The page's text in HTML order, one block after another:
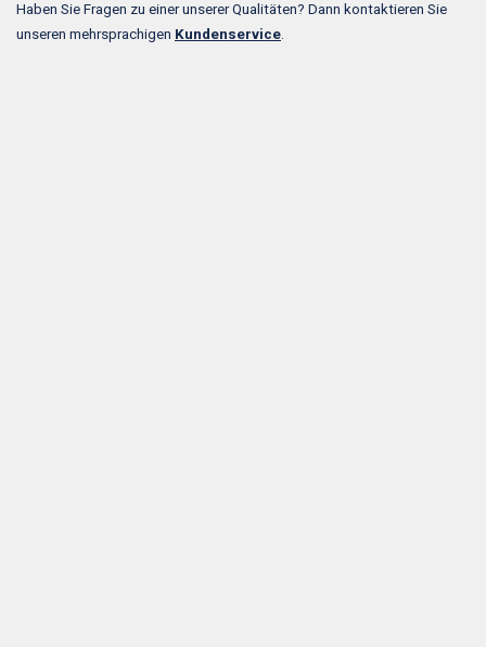
Haben Sie Fragen zu einer unserer Qualitäten? Dann kontaktieren Sie
unseren mehrsprachigen Kundenservice.